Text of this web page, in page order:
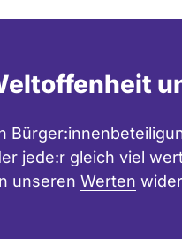
jede:r gleich viel
unseren Werten